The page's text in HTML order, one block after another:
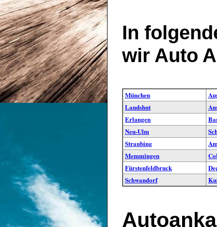
In
wir Auto
München
Landshut
Erlangen
Neu-Ulm
Straubing
Memmingen
Fürstenfeldbruck
Schwandorf